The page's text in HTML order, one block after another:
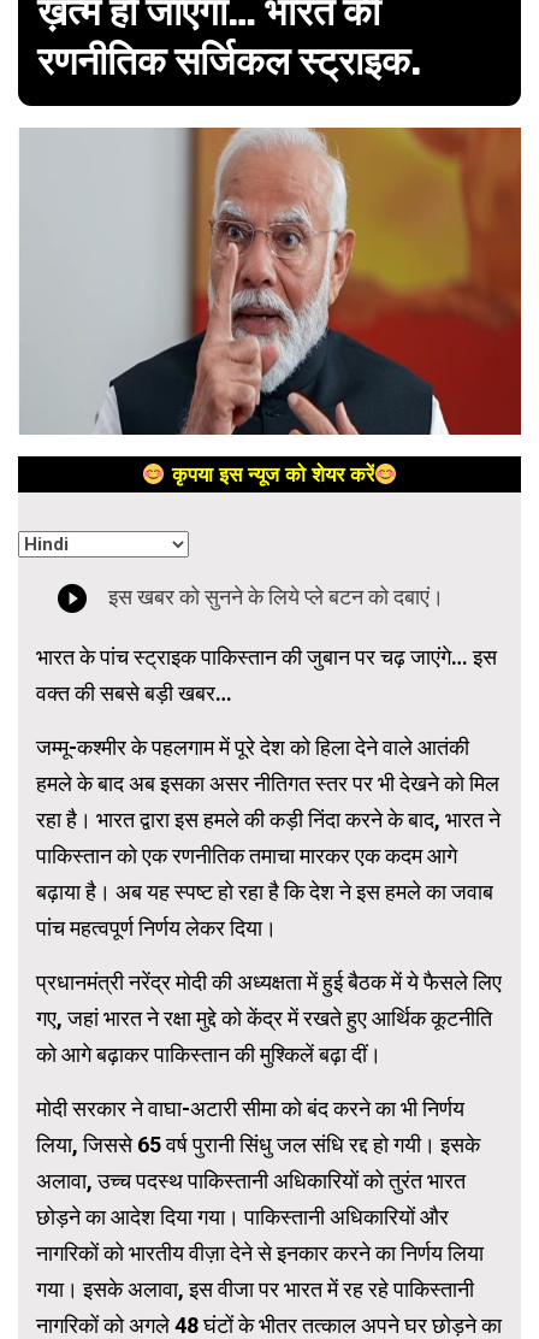
ख़त्म हो जाएगा… भारत की
रणनीतिक सर्जिकल स्ट्राइक.
कृपया इस न्यूज को शेयर करें
भारत के पांच स्ट्राइक पाकिस्तान की जुबान पर चढ़ जाएंगे… इस
वक्त की सबसे बड़ी खबर…
जम्मू-कश्मीर के पहलगाम में पूरे देश को हिला देने वाले आतंकी
हमले के बाद अब इसका असर नीतिगत स्तर पर भी देखने को मिल
रहा है। भारत द्वारा इस हमले की कड़ी निंदा करने के बाद, भारत ने
पाकिस्तान को एक रणनीतिक तमाचा मारकर एक कदम आगे
बढ़ाया है। अब यह स्पष्ट हो रहा है कि देश ने इस हमले का जवाब
पांच महत्वपूर्ण निर्णय लेकर दिया।
प्रधानमंत्री नरेंद्र मोदी की अध्यक्षता में हुई बैठक में ये फैसले लिए
गए, जहां भारत ने रक्षा मुद्दे को केंद्र में रखते हुए आर्थिक कूटनीति
को आगे बढ़ाकर पाकिस्तान की मुश्किलें बढ़ा दीं।
मोदी सरकार ने वाघा-अटारी सीमा को बंद करने का भी निर्णय
लिया, जिससे 65 वर्ष पुरानी सिंधु जल संधि रद्द हो गयी। इसके
अलावा, उच्च पदस्थ पाकिस्तानी अधिकारियों को तुरंत भारत
छोड़ने का आदेश दिया गया। पाकिस्तानी अधिकारियों और
नागरिकों को भारतीय वीज़ा देने से इनकार करने का निर्णय लिया
गया। इसके अलावा, इस वीजा पर भारत में रह रहे पाकिस्तानी
नागरिकों को अगले 48 घंटों के भीतर तत्काल अपने घर छोड़ने का